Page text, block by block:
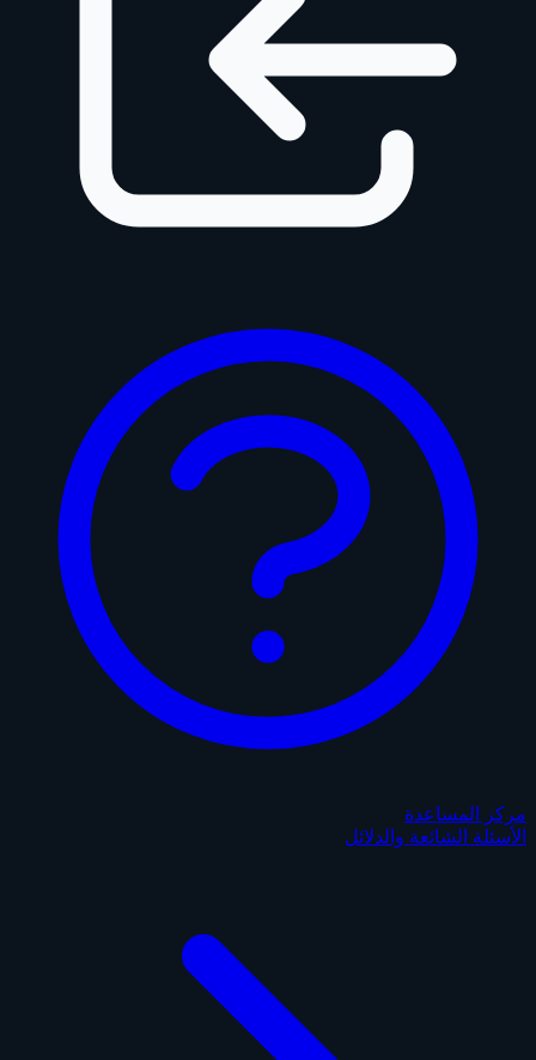
مركز المساعدة
الأسئلة الشائعة والدلائل